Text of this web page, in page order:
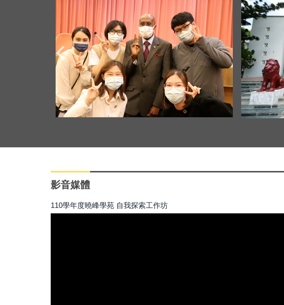
影音媒體
110學年度曉峰學苑 自我探索工作坊